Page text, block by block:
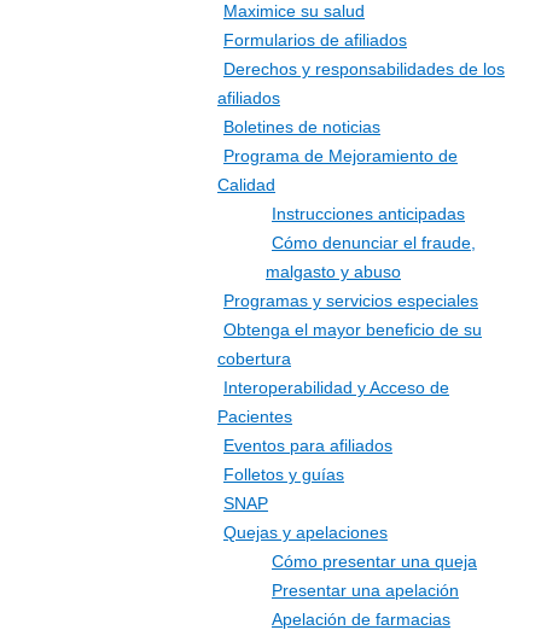
Maximice su salud
Formularios de afiliados
Derechos y responsabilidades de los
afiliados
Boletines de noticias
Programa de Mejoramiento de
Calidad
Instrucciones anticipadas
Cómo denunciar el fraude,
malgasto y abuso
Programas y servicios especiales
Obtenga el mayor beneficio de su
cobertura
Interoperabilidad y Acceso de
Pacientes
Eventos para afiliados
Folletos y guías
SNAP
Quejas y apelaciones
Cómo presentar una queja
Presentar una apelación
Apelación de farmacias